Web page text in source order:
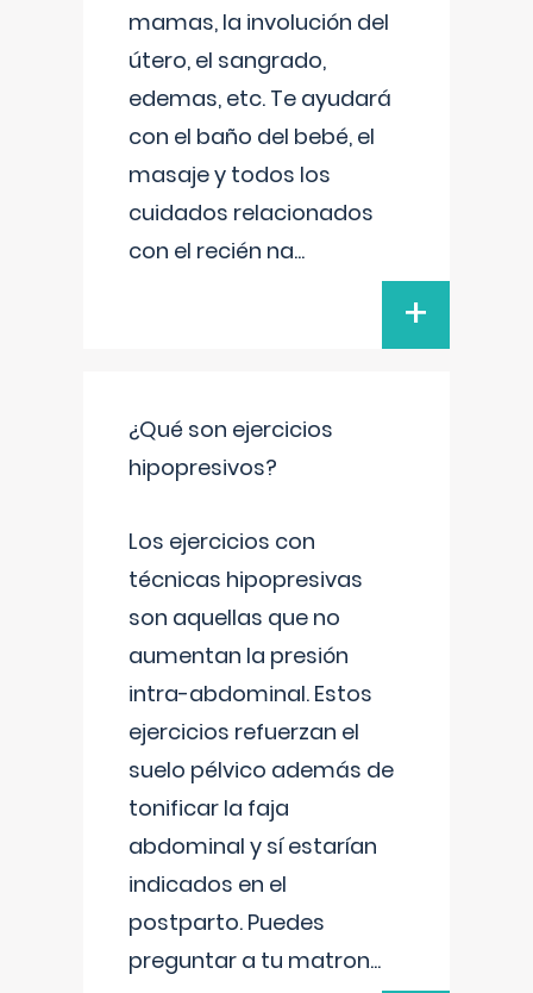
mamas, la involución del
útero, el sangrado,
edemas, etc. Te ayudará
con el baño del bebé, el
masaje y todos los
cuidados relacionados
con el recién na...
+
¿Qué son ejercicios
hipopresivos?
Los ejercicios con
técnicas hipopresivas
son aquellas que no
aumentan la presión
intra-abdominal. Estos
ejercicios refuerzan el
suelo pélvico además de
tonificar la faja
abdominal y sí estarían
indicados en el
postparto. Puedes
preguntar a tu matron...